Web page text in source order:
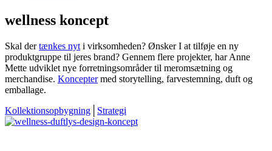
wellness koncept
Skal dertænkes nyt i virksomheden? Ønsker I at tilføje en ny
produktgruppe til jeres brand? Gennem flere projekter, har Anne
Mette udviklet nye forretningsområder til meromsætning og
merchandise. Konceptermed storytelling, farvestemning, duft og
emballage.
Kollektionsopbygning
Strategi